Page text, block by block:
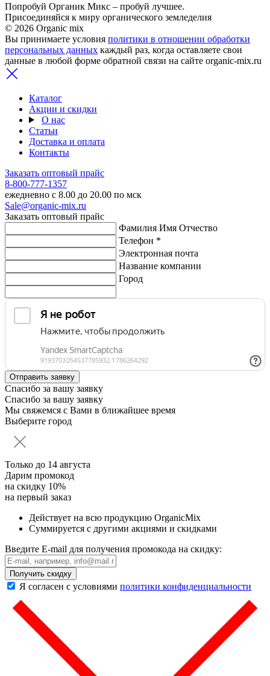
Попробуй Органик Микс – пробуй лучшее.
Присоединяйся к миру органического земледелия
© 2026 Organic mix
Вы принимаете условия политики в отношении обработки
персональных данных каждый раз, когда оставляете свои
данные в любой форме обратной связи на сайте organic-mix.ru
Каталог
Акции и скидки
О нас
Статьи
Доставка и оплата
Контакты
Заказать оптовый прайс
8-800-777-1357
ежедневно с 8.00 до 20.00 по мск
Sale@organic-mix.ru
Заказать оптовый прайс
Фамилия Имя Отчество
Телефон *
Электронная почта
Название компании
Город
Спасибо за вашу заявку
Спасибо за вашу заявку
Мы свяжемся с Вами в ближайшее время
Выберите город
Только до 14 августа
Дарим промокод
на скидку 10%
на первый заказ
Действует на всю продукцию OrganicMix
Суммируется с другими акциями и скидками
Введите E-mail для получения промокода на скидку:
Получить скидку
Я согласен с условиями политики конфиденциальности